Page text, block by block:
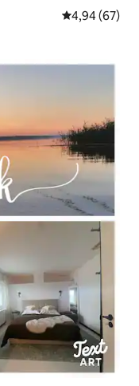
Note
4,94 (67)
aimés